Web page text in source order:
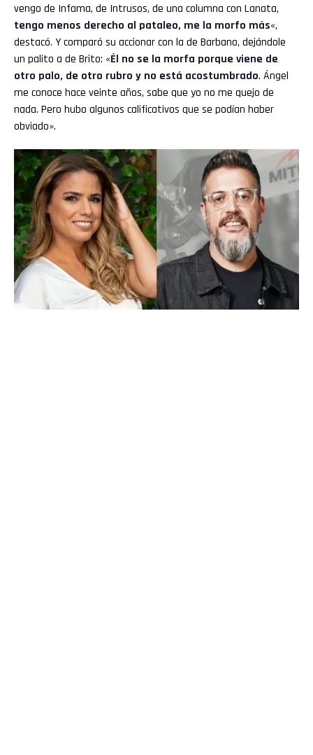
vengo de Infama, de Intrusos, de una columna con Lanata,
tengo menos derecho al pataleo, me la morfo más«,
destacó. Y comparó su accionar con la de Barbano, dejándole
un palito a de Brito: «Él no se la morfa porque viene de
otro palo, de otro rubro y no está acostumbrado. Ángel
me conoce hace veinte años, sabe que yo no me quejo de
nada. Pero hubo algunos calificativos que se podían haber
obviado».